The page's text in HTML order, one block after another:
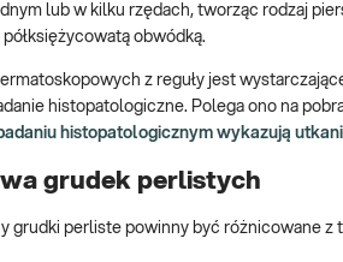
lub w kilku rzędach, tworząc rodzaj
obwódką.
z reguły jest
histopatologiczne. Polega ono na
histopatologicznym wykazują
grudek perlistych
grudki perliste powinny być różnicowane z